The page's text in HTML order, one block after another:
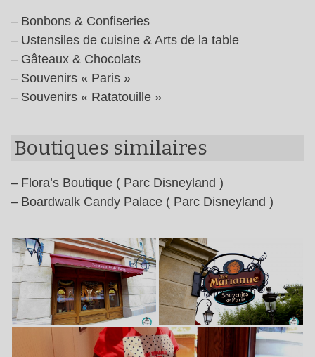
– Bonbons & Confiseries
– Ustensiles de cuisine & Arts de la table
– Gâteaux & Chocolats
– Souvenirs « Paris »
– Souvenirs « Ratatouille »
Boutiques similaires
– Flora’s Boutique ( Parc Disneyland )
– Boardwalk Candy Palace ( Parc Disneyland )